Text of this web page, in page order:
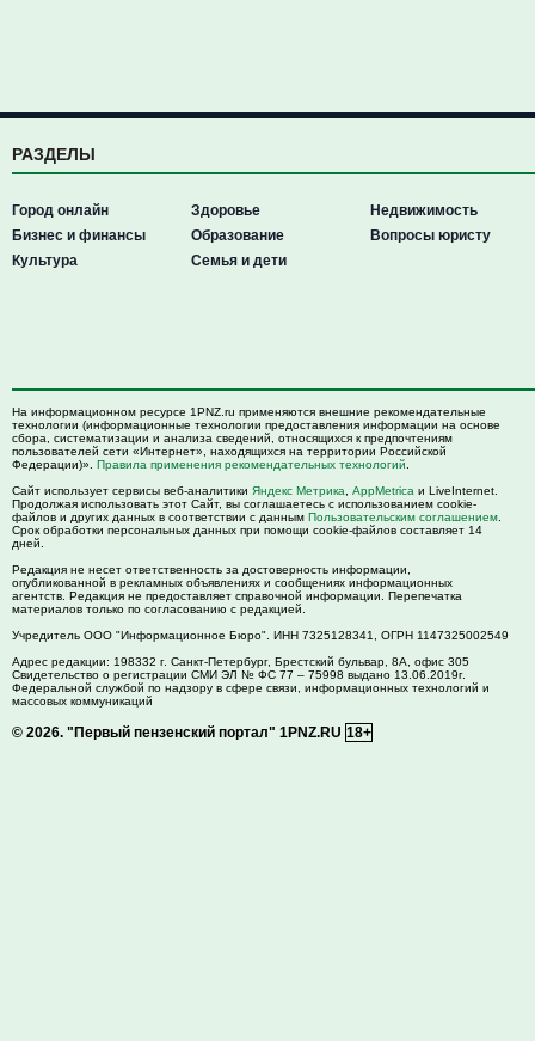
РАЗДЕЛЫ
Город онлайн
Бизнес и финансы
Культура
Здоровье
Образование
Семья и дети
Недвижимость
Вопросы юристу
На информационном ресурсе 1PNZ.ru применяются внешние рекомендательные
технологии (информационные технологии предоставления информации на основе
сбора, систематизации и анализа сведений, относящихся к предпочтениям
пользователей сети «Интернет», находящихся на территории Российской
Федерации)». Правила применения рекомендательных технологий
Сайт использует сервисы веб-аналитики Яндекс Метрика AppMetrica и LiveInternet.
Продолжая использовать этот Сайт, вы соглашаетесь с использованием cookie-
файлов и других данных в соответствии с данным Пользовательским соглашением
Срок обработки персональных данных при помощи cookie-файлов составляет 14
дней.
Редакция не несет ответственность за достоверность информации,
опубликованной в рекламных объявлениях и сообщениях информационных
агентств. Редакция не предоставляет справочной информации. Перепечатка
материалов только по согласованию с редакцией.
Учредитель ООО "Информационное Бюро". ИНН 7325128341, ОГРН 1147325002549
Адрес редакции: 198332 г. Санкт-Петербург, Брестский бульвар, 8А, офис 305
Свидетельство о регистрации СМИ ЭЛ № ФС 77 – 75998 выдано 13.06.2019г.
Федеральной службой по надзору в сфере связи, информационных технологий и
массовых коммуникаций
© 2026. "Первый пензенский портал" 1PNZ.RU 18+